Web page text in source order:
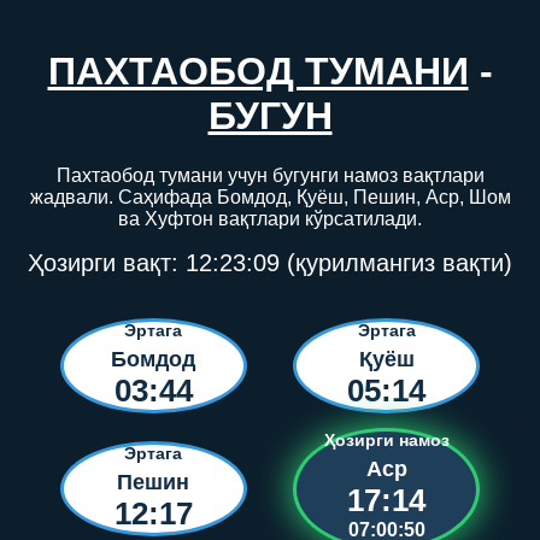
ПАХТАОБОД ТУМАНИ -
БУГУН
Пахтаобод тумани учун бугунги намоз вақтлари
жадвали. Саҳифада Бомдод, Қуёш, Пешин, Аср, Шом
ва Хуфтон вақтлари кўрсатилади.
Ҳозирги вақт: 12:23:09 (қурилмангиз вақти)
Эртага
Бомдод
03:44
Эртага
Қуёш
05:14
Эртага
Пешин
12:17
Ҳозирги намоз
Аср
17:14
07:00:50